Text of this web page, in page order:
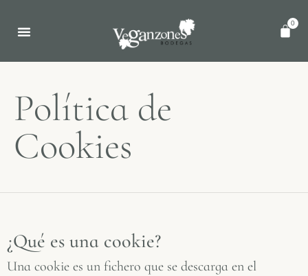
0
Política de
Cookies
¿Qué es una cookie?
Una cookie es un fichero que se descarga en el